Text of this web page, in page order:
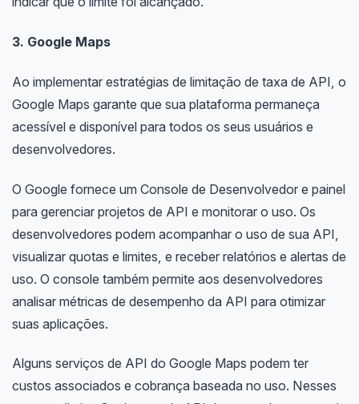
3. Google Maps
Ao implementar estratégias de limitação de taxa de API, o
Google Maps garante que sua plataforma permaneça
acessível e disponível para todos os seus usuários e
desenvolvedores.
O Google fornece um Console de Desenvolvedor e painel
para gerenciar projetos de API e monitorar o uso. Os
desenvolvedores podem acompanhar o uso de sua API,
visualizar quotas e limites, e receber relatórios e alertas de
uso. O console também permite aos desenvolvedores
analisar métricas de desempenho da API para otimizar
suas aplicações.
Alguns serviços de API do Google Maps podem ter
custos associados e cobrança baseada no uso. Nesses